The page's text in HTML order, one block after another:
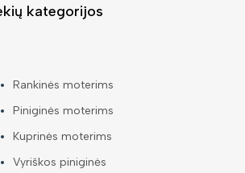
kategorijos
Rankinės moterims
Piniginės moterims
Kuprinės moterims
Vyriškos piniginės